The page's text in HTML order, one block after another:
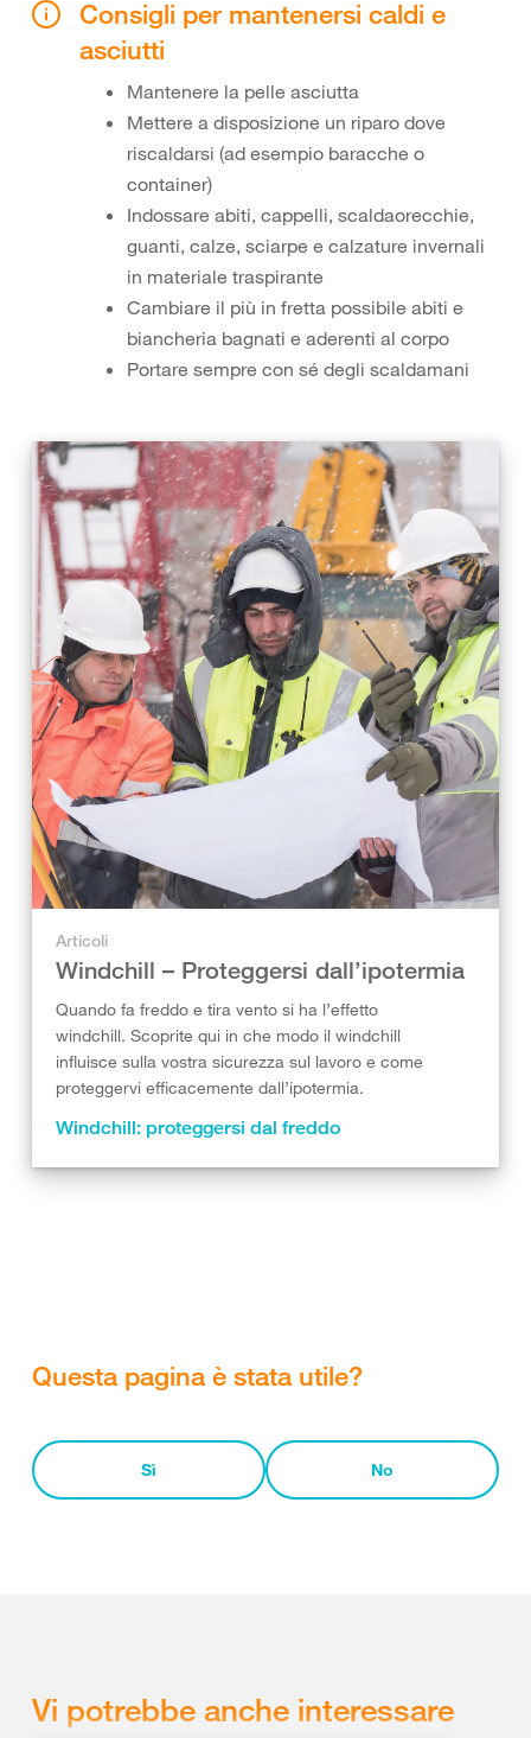
Consigli per mantenersi caldi e
asciutti
Mantenere la pelle asciutta
Mettere a disposizione un riparo dove
riscaldarsi (ad esempio baracche o
container)
Indossare abiti, cappelli, scaldaorecchie,
guanti, calze, sciarpe e calzature invernali
in materiale traspirante
Cambiare il più in fretta possibile abiti e
biancheria bagnati e aderenti al corpo
Portare sempre con sé degli scaldamani
Articoli
Windchill – Proteggersi dall’ipotermia
Quando fa freddo e tira vento si ha l’effetto
windchill. Scoprite qui in che modo il windchill
influisce sulla vostra sicurezza sul lavoro e come
proteggervi efficacemente dall’ipotermia.
Windchill: proteggersi dal freddo
Questa pagina è stata utile?
Sì No
Vi potrebbe anche interessare